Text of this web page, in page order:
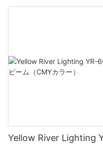
Yellow River Lighting